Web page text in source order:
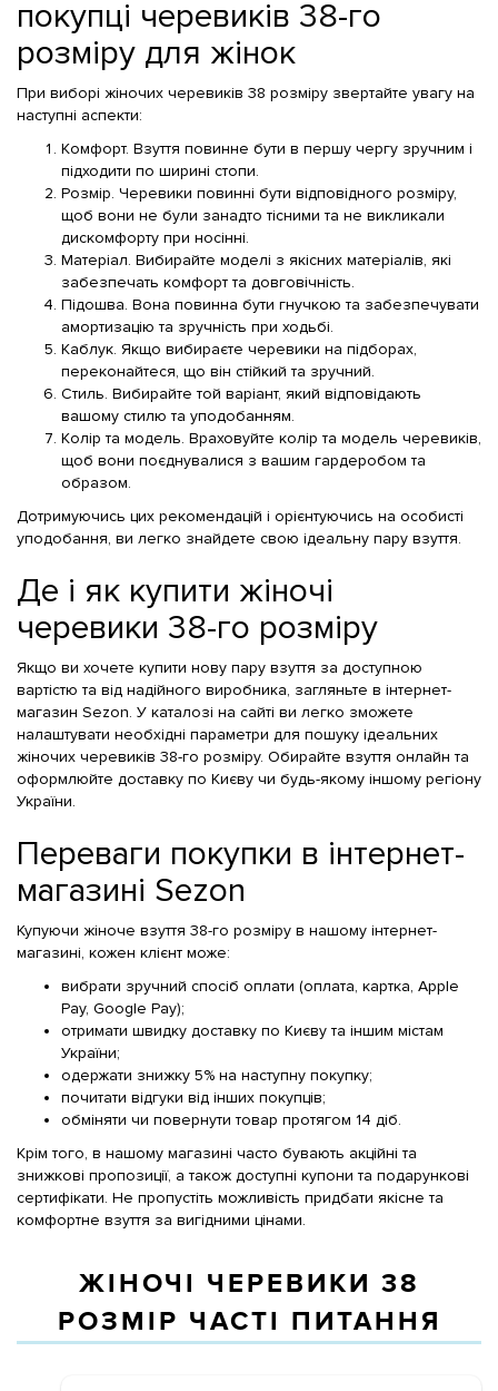
покупці черевиків 38-го
розміру для жінок
При виборі жіночих черевиків 38 розміру звертайте увагу на
наступні аспекти:
Комфорт. Взуття повинне бути в першу чергу зручним і
підходити по ширині стопи.
Розмір. Черевики повинні бути відповідного розміру,
щоб вони не були занадто тісними та не викликали
дискомфорту при носінні.
Матеріал. Вибирайте моделі з якісних матеріалів, які
забезпечать комфорт та довговічність.
Підошва. Вона повинна бути гнучкою та забезпечувати
амортизацію та зручність при ходьбі.
Каблук. Якщо вибираєте черевики на підборах,
переконайтеся, що він стійкий та зручний.
Стиль. Вибирайте той варіант, який відповідають
вашому стилю та уподобанням.
Колір та модель. Враховуйте колір та модель черевиків,
щоб вони поєднувалися з вашим гардеробом та
образом.
Дотримуючись цих рекомендацій і орієнтуючись на особисті
уподобання, ви легко знайдете свою ідеальну пару взуття.
Де і як купити жіночі
черевики 38-го розміру
Якщо ви хочете купити нову пару взуття за доступною
вартістю та від надійного виробника, загляньте в інтернет-
магазин Sezon. У каталозі на сайті ви легко зможете
налаштувати необхідні параметри для пошуку ідеальних
жіночих черевиків 38-го розміру. Обирайте взуття онлайн та
оформлюйте доставку по Києву чи будь-якому іншому регіону
України.
Переваги покупки в інтернет-
магазині Sezon
Купуючи жіноче взуття 38-го розміру в нашому інтернет-
магазині, кожен клієнт може:
вибрати зручний спосіб оплати (оплата, картка, Apple
Pay, Google Pay);
отримати швидку доставку по Києву та іншим містам
України;
одержати знижку 5% на наступну покупку;
почитати відгуки від інших покупців;
обміняти чи повернути товар протягом 14 діб.
Крім того, в нашому магазині часто бувають акційні та
знижкові пропозиції, а також доступні купони та подарункові
сертифікати. Не пропустіть можливість придбати якісне та
комфортне взуття за вигідними цінами.
ЖІНОЧІ ЧЕРЕВИКИ 38
РОЗМІР ЧАСТІ ПИТАННЯ